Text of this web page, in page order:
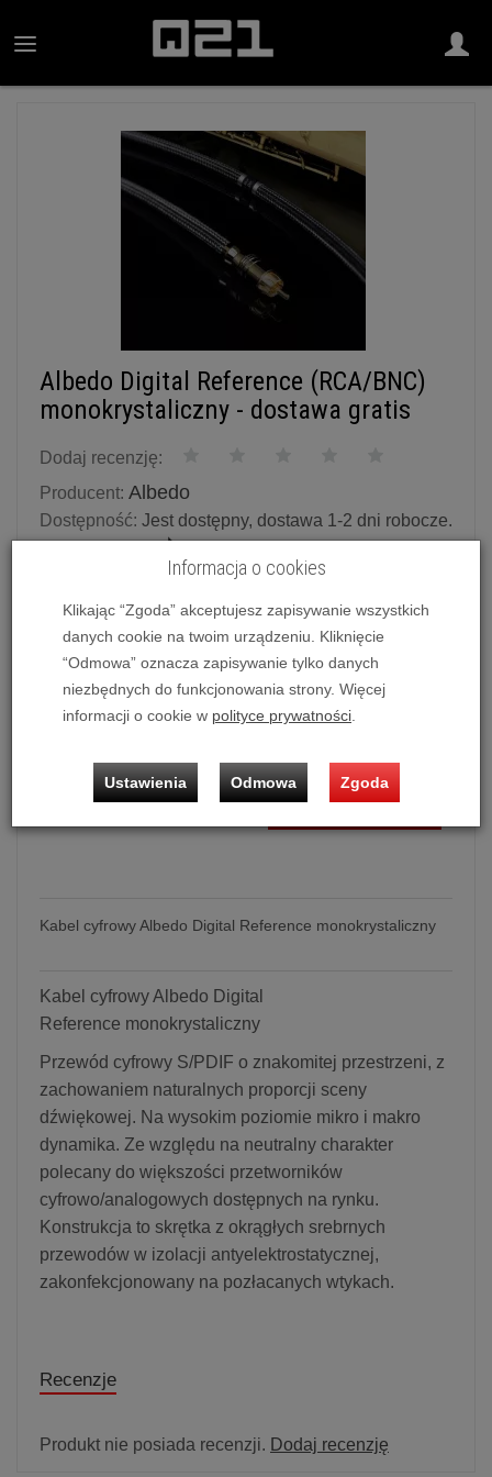
Albedo Digital Reference (RCA/BNC)
monokrystaliczny - dostawa gratis
Dodaj recenzję:
Producent: Albedo
Dostępność: Jest dostępny, dostawa 1-2 dni robocze.
1.0 m
Ilość:
3 870,00 zł/ szt.
Kabel cyfrowy Albedo Digital Reference monokrystaliczny
Kabel cyfrowy Albedo Digital
Reference monokrystaliczny
Przewód cyfrowy S/PDIF o znakomitej przestrzeni, z
zachowaniem naturalnych proporcji sceny
dźwiękowej. Na wysokim poziomie mikro i makro
dynamika. Ze względu na neutralny charakter
polecany do większości przetworników
cyfrowo/analogowych dostępnych na rynku.
Konstrukcja to skrętka z okrągłych srebrnych
przewodów w izolacji antyelektrostatycznej,
zakonfekcjonowany na pozłacanych wtykach.
Recenzje
Produkt nie posiada recenzji. Dodaj recenzję
Informacja o cookies
Klikając “Zgoda” akceptujesz zapisywanie wszystkich
danych cookie na twoim urządzeniu. Kliknięcie
“Odmowa” oznacza zapisywanie tylko danych
niezbędnych do funkcjonowania strony. Więcej
informacji o cookie w polityce prywatności
Ustawienia Odmowa Zgoda